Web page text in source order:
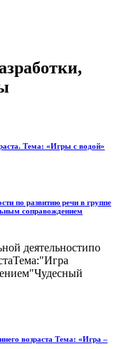
Тема: «Игры с водой»
по развитию речи в группе
соправождением
деятельностипо
возраста Тема: «Игра –